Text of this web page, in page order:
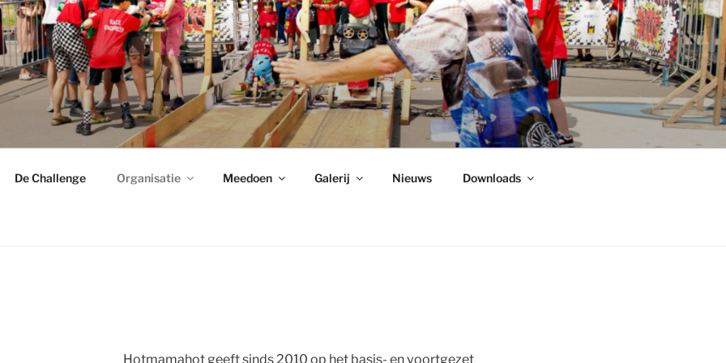
De Challenge Organisatie Meedoen Galerij Nieuws Downloads
Hotmamahot geeft sinds 2010 op het basis- en voortgezet